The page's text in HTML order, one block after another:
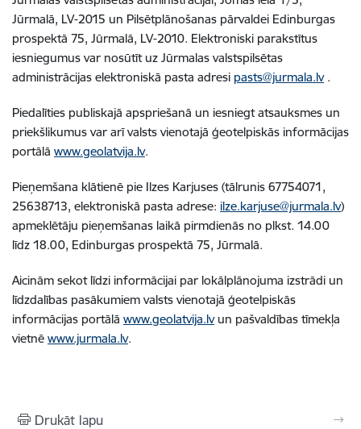
Jūrmalā, LV-2015 un Pilsētplānošanas pārvaldei Edinburgas
prospektā 75, Jūrmalā, LV-2010. Elektroniski parakstītus
iesniegumus var nosūtīt uz Jūrmalas valstspilsētas
administrācijas elektroniskā pasta adresi pasts@jurmala.lv.
Piedalīties publiskajā apspriešanā un iesniegt atsauksmes un
priekšlikumus var arī valsts vienotajā ģeotelpiskās informācijas
portālā www.geolatvija.lv.
Pieņemšana klātienē pie Ilzes Karjuses (tālrunis 67754071,
25638713, elektroniskā pasta adrese: ilze.karjuse@jurmala.lv)
apmeklētāju pieņemšanas laikā pirmdienās no plkst. 14.00
līdz 18.00, Edinburgas prospektā 75, Jūrmalā.
Aicinām sekot līdzi informācijai par lokālplānojuma izstrādi un
līdzdalības pasākumiem valsts vienotajā ģeotelpiskās
informācijas portālā www.geolatvija.lvun pašvaldības tīmekļa
vietnē www.jurmala.lv.
Drukāt lapu